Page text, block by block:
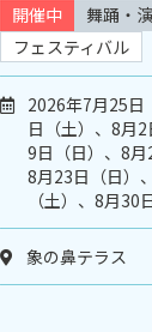
開催中 舞踊・
フェスティバル
2026年7月25日
日（土）、8月
9日（日）、8月
8月23日（日）
（土）、8月30
象の鼻テラス